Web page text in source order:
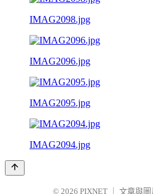
IMAG2098.jpg
IMAG2096.jpg
IMAG2095.jpg
IMAG2094.jpg
© 2026 PIXNET 文章與